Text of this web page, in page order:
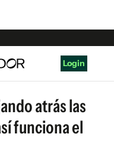
Login
atrás las
funciona el